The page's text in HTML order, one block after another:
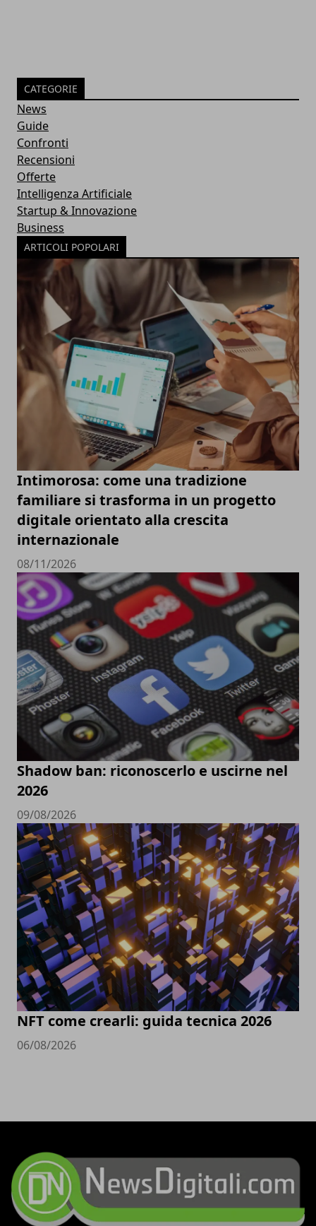
CATEGORIE
News
Guide
Confronti
Recensioni
Offerte
Intelligenza Artificiale
Startup & Innovazione
Business
ARTICOLI POPOLARI
Intimorosa: come una tradizione
familiare si trasforma in un progetto
digitale orientato alla crescita
internazionale
08/11/2026
Shadow ban: riconoscerlo e uscirne nel
2026
09/08/2026
NFT come crearli: guida tecnica 2026
06/08/2026